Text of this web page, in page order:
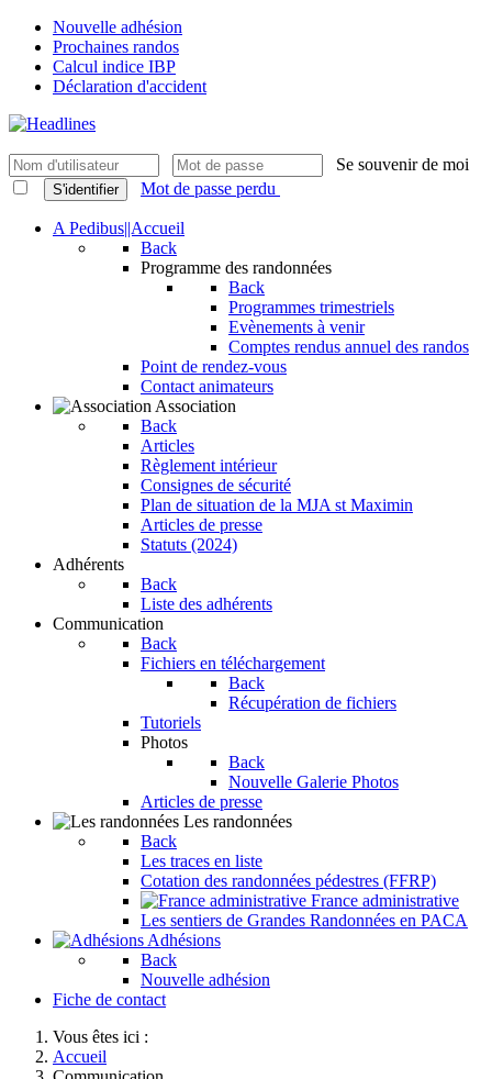
Nouvelle adhésion
Prochaines randos
Calcul indice IBP
Déclaration d'accident
Se souvenir de moi
S'identifier Mot de passe perdu
A Pedibus||Accueil
Back
Programme des randonnées
Back
Programmes trimestriels
Evènements à venir
Comptes rendus annuel des randos
Point de rendez-vous
Contact animateurs
Association
Back
Articles
Règlement intérieur
Consignes de sécurité
Plan de situation de la MJA st Maximin
Articles de presse
Statuts (2024)
Adhérents
Back
Liste des adhérents
Communication
Back
Fichiers en téléchargement
Back
Récupération de fichiers
Tutoriels
Photos
Back
Nouvelle Galerie Photos
Articles de presse
Les randonnées
Back
Les traces en liste
Cotation des randonnées pédestres (FFRP)
France administrative
Les sentiers de Grandes Randonnées en PACA
Adhésions
Back
Nouvelle adhésion
Fiche de contact
Vous êtes ici :
Accueil